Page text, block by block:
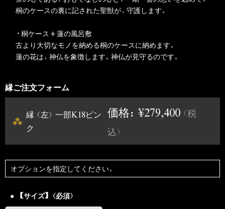
桐のケースの裏に記された聖獣が、守護します。
・桐ケース+蓮の風呂敷
古より大切なモノを納める桐のケースに納めます。
蓮の花は、神仏を象徴します。神仏が見守るのです。
縁ご注文フォーム
縁（左）一部K18ピン
ク
価格：¥279,400 （税
込）
オプションを指定してください。
【サイズ】（必須）